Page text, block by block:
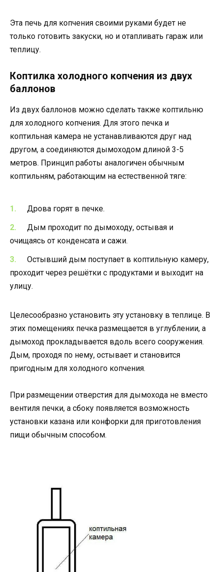
Эта печь для копчения своими руками будет не
только готовить закуски, но и отапливать гараж или
теплицу.
Коптилка холодного копчения из двух
баллонов
Из двух баллонов можно сделать также коптильню
для холодного копчения. Для этого печка и
коптильная камера не устанавливаются друг над
другом, а соединяются дымоходом длиной 3-5
метров. Принцип работы аналогичен обычным
коптильням, работающим на естественной тяге:
Дрова горят в печке.
Дым проходит по дымоходу, остывая и
очищаясь от конденсата и сажи.
Остывший дым поступает в коптильную камеру,
проходит через решётки с продуктами и выходит на
улицу.
Целесообразно установить эту установку в теплице. В
этих помещениях печка размещается в углублении, а
дымоход прокладывается вдоль всего сооружения.
Дым, проходя по нему, остывает и становится
пригодным для холодного копчения.
При размещении отверстия для дымохода не вместо
вентиля печки, а сбоку появляется возможность
установки казана или конфорки для приготовления
пищи обычным способом.